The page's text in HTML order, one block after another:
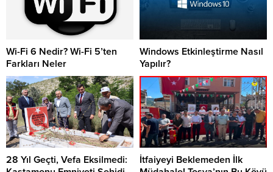
Wi-Fi 6 Nedir? Wi-Fi 5’ten
Farkları Neler
Windows Etkinleştirme Nasıl
Yapılır?
28 Yıl Geçti, Vefa Eksilmedi:
İtfaiyeyi Beklemeden İlk